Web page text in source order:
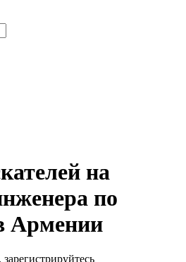
на
по
Армении